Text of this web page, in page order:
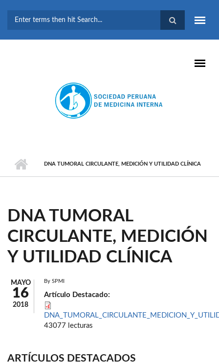
BÚSQUEDA
DNA TUMORAL CIRCULANTE, MEDICIÓN Y UTILIDAD CLÍNICA
DNA TUMORAL
CIRCULANTE, MEDICIÓN
Y UTILIDAD CLÍNICA
MAYO
16
2018
By SPMI
Artículo Destacado:
43077 lecturas
ARTÍCULOS DESTACADOS